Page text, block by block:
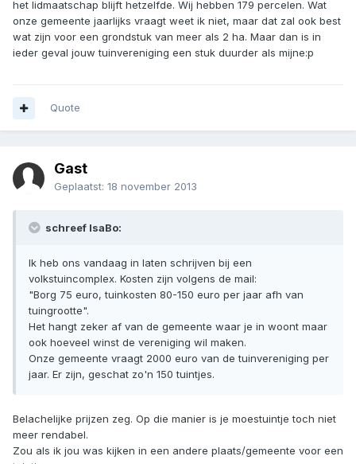
het lidmaatschap blijft hetzelfde. Wij hebben 179 percelen. Wat
onze gemeente jaarlijks vraagt weet ik niet, maar dat zal ook best
wat zijn voor een grondstuk van meer als 2 ha. Maar dan is in
ieder geval jouw tuinvereniging een stuk duurder als mijne:p
Quote
Gast
Geplaatst: 18 november 2013
schreef IsaBo:
Ik heb ons vandaag in laten schrijven bij een
volkstuincomplex. Kosten zijn volgens de mail:
"Borg 75 euro, tuinkosten 80-150 euro per jaar afh van
tuingrootte".
Het hangt zeker af van de gemeente waar je in woont maar
ook hoeveel winst de vereniging wil maken.
Onze gemeente vraagt 2000 euro van de tuinvereniging per
jaar. Er zijn, geschat zo'n 150 tuintjes.
Belachelijke prijzen zeg. Op die manier is je moestuintje toch niet
meer rendabel.
Zou als ik jou was kijken in een andere plaats/gemeente voor een